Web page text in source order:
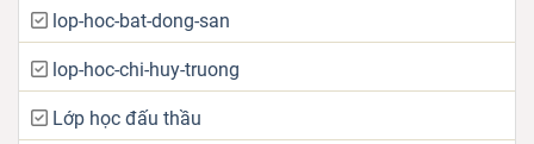
lop-hoc-bat-dong-san
lop-hoc-chi-huy-truong
Lớp học đấu thầu